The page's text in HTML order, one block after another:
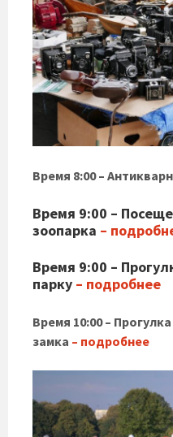
Время 8:00 –
Время 9:00 –
зоопарка –
Время 9:00 –
парку – подробнее
Время 10:00 –
замка – подробнее